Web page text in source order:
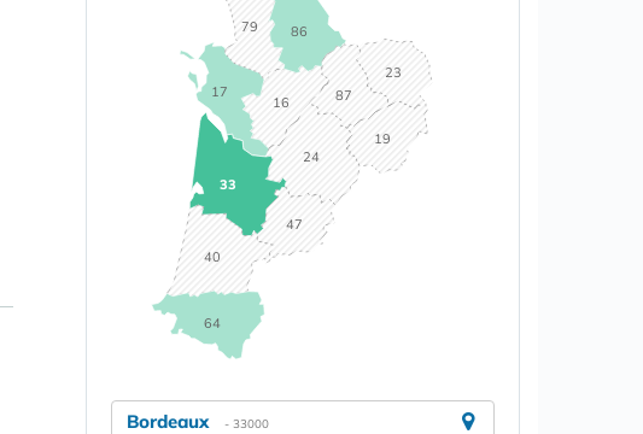
16
17
19
23
24
33
40
47
64
79 86
87
Bordeaux - 33000